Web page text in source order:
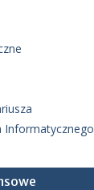
Informatycznego